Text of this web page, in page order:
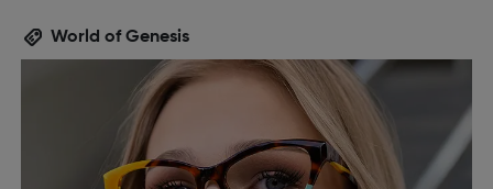
World of Genesis